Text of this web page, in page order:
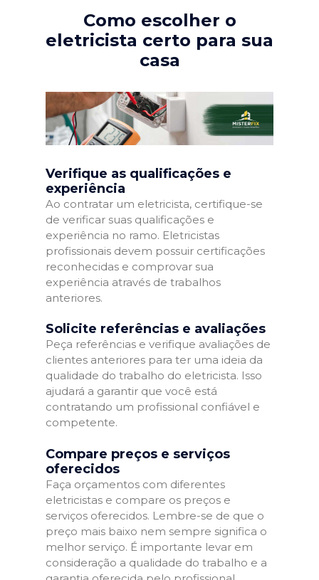
Como escolher o
eletricista certo para sua
casa
Verifique as qualificações e
experiência
Ao contratar um eletricista, certifique-se
de verificar suas qualificações e
experiência no ramo. Eletricistas
profissionais devem possuir certificações
reconhecidas e comprovar sua
experiência através de trabalhos
anteriores.
Solicite referências e avaliações
Peça referências e verifique avaliações de
clientes anteriores para ter uma ideia da
qualidade do trabalho do eletricista. Isso
ajudará a garantir que você está
contratando um profissional confiável e
competente.
Compare preços e serviços
oferecidos
Faça orçamentos com diferentes
eletricistas e compare os preços e
serviços oferecidos. Lembre-se de que o
preço mais baixo nem sempre significa o
melhor serviço. É importante levar em
consideração a qualidade do trabalho e a